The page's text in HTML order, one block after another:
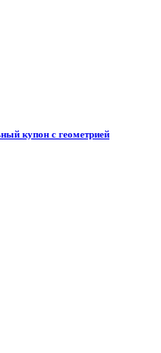
купон с геометрией